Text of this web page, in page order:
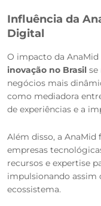
Influência da
Digital
O impacto da AnaMid
inovação no Brasil se
negócios mais
como mediadora
de experiências e a
Além disso, a
empresas
recursos e expertise
impulsionando assim
ecossistema.